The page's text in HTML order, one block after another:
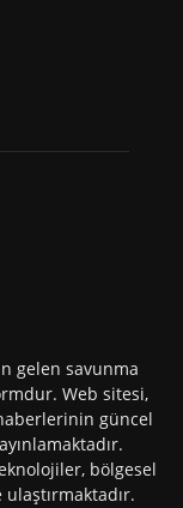
gelen savunma
Web sitesi,
güncel
bölgesel
ulaştırmaktadır.